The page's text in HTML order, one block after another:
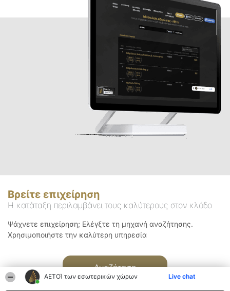
ΑΕΤΟΊ των εσωτερικών χώρων Live chat
Βρείτε επιχείρηση
Η κατάταξη περιλαμβάνει τους καλύτερους στον κλάδο
Ψάχνετε επιχείρηση; Ελέγξτε τη μηχανή αναζήτησης.
Χρησιμοποιήστε την καλύτερη υπηρεσία
Αναζήτηση